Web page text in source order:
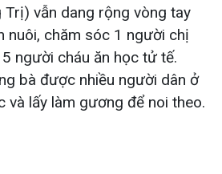
Trị) vẫn dang rộng vòng tay
nuôi, chăm sóc 1 người chị
người cháu ăn học tử tế.
bà được nhiều người dân ở
và lấy làm gương để noi theo.